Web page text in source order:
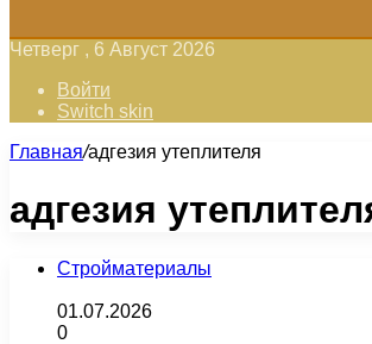
Четверг , 6 Август 2026
Войти
Switch skin
Главная/адгезия утеплителя
адгезия
Стройматериалы
01.07.2026
0